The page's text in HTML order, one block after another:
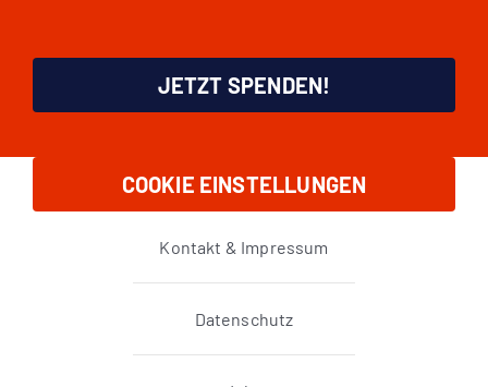
JETZT SPENDEN!
COOKIE EINSTELLUNGEN
Kontakt & Impressum
Datenschutz